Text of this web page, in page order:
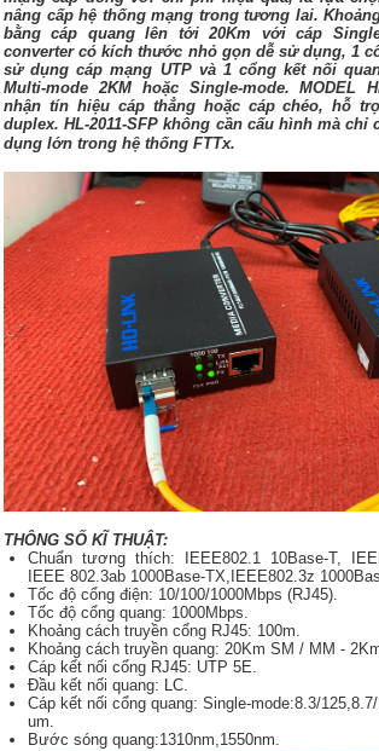
nâng cấp hệ thống mạng trong tương lai.
bằng cáp quang lên tới 20Km với cáp Single-
converter có kích thước nhỏ gọn dễ sử dụng, 1
sử dụng cáp mạng UTP và 1 cổng kết nối
Multi-mode 2KM hoặc Single-mode. MODEL
nhận tín hiệu cáp thẳng hoặc cáp chéo, hỗ
duplex. HL-2011-SFP không cần cấu hình mà chỉ
dụng lớn trong hệ thống FTTx.
THÔNG SỐ KĨ THUẬT:
Chuẩn tương thích: IEEE802.1 10Base-T,
IEEE 802.3ab 1000Base-TX,IEEE802.3z
Tốc độ cổng điện: 10/100/1000Mbps (RJ45).
Tốc độ cổng quang: 1000Mbps.
Khoảng cách truyền cổng RJ45: 100m.
Khoảng cách truyền quang: 20Km SM / MM -
Cáp kết nối cổng RJ45: UTP 5E.
Đầu kết nối quang: LC.
Cáp kết nối cổng quang: Single-mode:8.3/
um.
Bước sóng quang:1310nm,1550nm.